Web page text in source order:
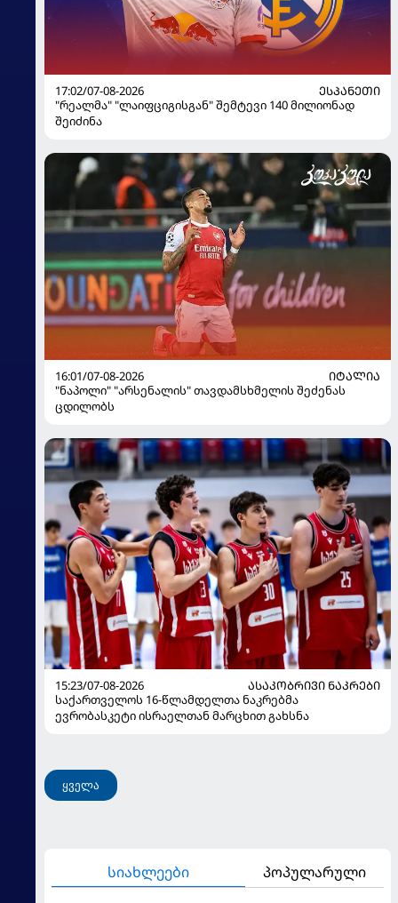
17:02/07-08-2026
ᲔᲡᲞᲐᲜᲔᲗᲘ
"რეალმა" "ლაიფციგისგან" შემტევი 140 მილიონად
შეიძინა
16:01/07-08-2026
ᲘᲢᲐᲚᲘᲐ
"ნაპოლი" "არსენალის" თავდამსხმელის შეძენას
ცდილობს
15:23/07-08-2026
ᲐᲡᲐᲙᲝᲑᲠᲘᲕᲘ ᲜᲐᲙᲠᲔᲑᲘ
საქართველოს 16-წლამდელთა ნაკრებმა
ევრობასკეტი ისრაელთან მარცხით გახსნა
ყველა
სიახლეები პოპულარული